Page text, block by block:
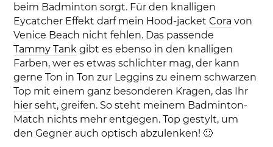
beim Badminton sorgt. Für den knalligen
Eycatcher Effekt darf mein Hood-jacketCora von
Venice Beach nicht fehlen. Das passende
Tammy Tank gibt es ebenso in den knalligen
Farben, wer es etwas schlichter mag, der kann
gerne Ton in Ton zur Leggins zu einem schwarzen
Top mit einem ganz besonderen Kragen, das Ihr
hier seht, greifen. So steht meinem Badminton-
Match nichts mehr entgegen. Top gestylt, um
den Gegner auch optisch abzulenken! 🙂